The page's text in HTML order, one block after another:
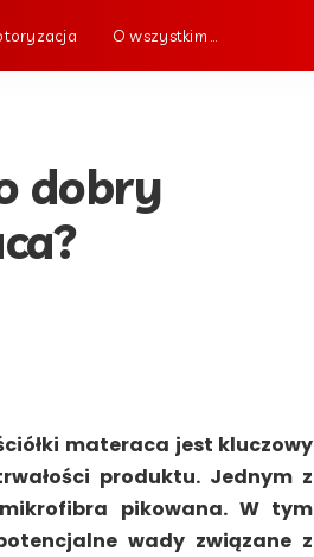
O wszystkim …
dobry
materaca jest kluczowy
produktu. Jednym z
pikowana. W tym
wady związane z